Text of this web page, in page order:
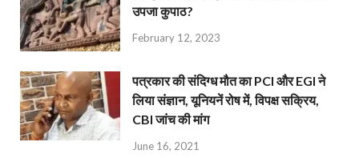
उपजा कुपाठ?
February 12, 2023
पत्रकार की संदिग्ध मौत का PCI और EGI ने
लिया संज्ञान, यूनियनें रोष में, विपक्ष सक्रिय,
CBI जांच की मांग
June 16, 2021